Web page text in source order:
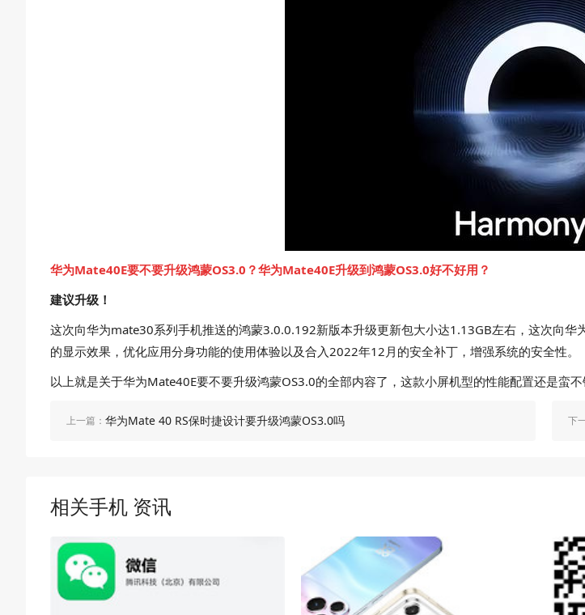
华为Mate40E要不要升级鸿蒙OS3.0？华为Mate40E升级到鸿蒙OS3.0好不好用？
建议升级！
这次向华为mate30系列手机推送的鸿蒙3.0.0.192新版本升级更新包大小达1.13GB左右，这次向
的显示效果，优化应用分身功能的使用体验以及合入2022年12月的安全补丁，增强系统的安全性。
以上就是关于华为Mate40E要不要升级鸿蒙OS3.0的全部内容了，这款小屏机型的性能配置还是蛮
上一篇： 华为Mate 40 RS保时捷设计要升级鸿蒙OS3.0吗 下
相关手机 资讯